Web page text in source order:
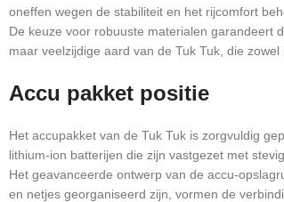
oneffen wegen de stabiliteit en het rijcomfort
De keuze voor robuuste materialen garandeert
maar veelzijdige aard van de Tuk Tuk, die
Accu pakket positie
Het accupakket van de Tuk Tuk is zorgvuldig
lithium-ion batterijen die zijn vastgezet met
Het geavanceerde ontwerp van de accu-
en netjes georganiseerd zijn, vormen de